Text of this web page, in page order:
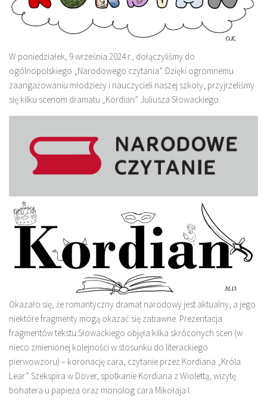
W poniedziałek, 9 września 2024 r., dołączyliśmy do
ogólnopolskiego „Narodowego czytania”. Dzięki ogromnemu
zaangażowaniu młodzieży i nauczycieli naszej szkoły, przyjrzeliśmy
się kilku scenom dramatu „Kordian” Juliusza Słowackiego.
Okazało się, że romantyczny dramat narodowy jest aktualny, a jego
niektóre fragmenty mogą okazać się zabawne. Prezentacja
fragmentów tekstu Słowackiego objęła kilka skróconych scen (w
nieco zmienionej kolejności w stosunku do literackiego
pierwowzoru) – koronację cara, czytanie przez Kordiana „Króla
Lear” Szekspira w Dover, spotkanie Kordiana z Wiolettą, wizytę
bohatera u papieża oraz monolog cara Mikołaja I.